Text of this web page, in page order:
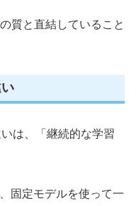
質と直結していること
は、「継続的な学習
固定モデルを使って一